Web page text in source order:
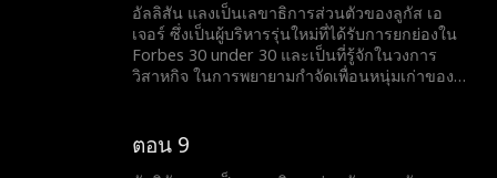
จะเกิดอะไรขึ้นกับเธอและลูกัส เอเจอร์ ว่าเขาจะไล่
เธอออกจากงานหรือไม่... หรือความลับจากอดีต
ของพวกเขาจะถูกเปิดเผยขึ้นมา
อัลลิสัน แลงเป็นเลขาธิการส่วนตัวของลูกัส เอ
เจอร์ ซึ่งเป็นผู้บริหารรุ่นใหม่ที่ได้รับการยกย่องใน
Forbes 30 under 30 และเป็นที่รู้จักในวงการ
วิสาหกิจ ในการพยายามกำจัดเพื่อนหนุ่มเก่าของ
เจอร์ แต่เมื่อเหตุการณ์ไม่คาดคิดเกิดขึ้นและ
ตอน 9